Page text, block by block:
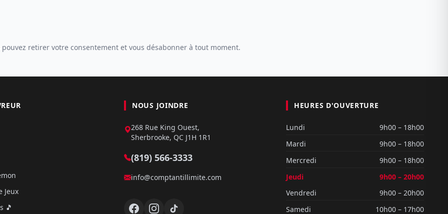
pouvez retirer votre consentement et vous désabonner à tout moment.
Jeux
🎵
NOUS JOINDRE
268 Rue King Ouest,
Sherbrooke, QC J1H 1R1
(819) 566-3333
info@comptantillimite.com
HEURES D'OUVERTURE
Lundi
9h00 – 18h00
Mardi
9h00 – 18h00
Mercredi
9h00 – 18h00
Jeudi
9h00 – 20h00
Vendredi
9h00 – 20h00
Samedi
10h00 – 17h00